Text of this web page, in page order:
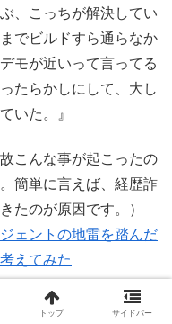
、こっちが解決してい
でビルドすら通らなか
モが近いって言ってる
たらかしにして、大し
いた。』
こんな事が起こったの
簡単に言えば、経歴詐
たのが原因です。）
ェントの地雷を踏んだ
えてみた
トップ サイドバー